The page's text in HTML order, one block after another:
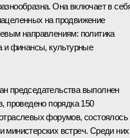
Она включает в
на продвижение
направлениям: политика
и финансы, культурные
председательства выполнен
проведено порядка 150
форумов, состоялось
министерских встреч. Среди них